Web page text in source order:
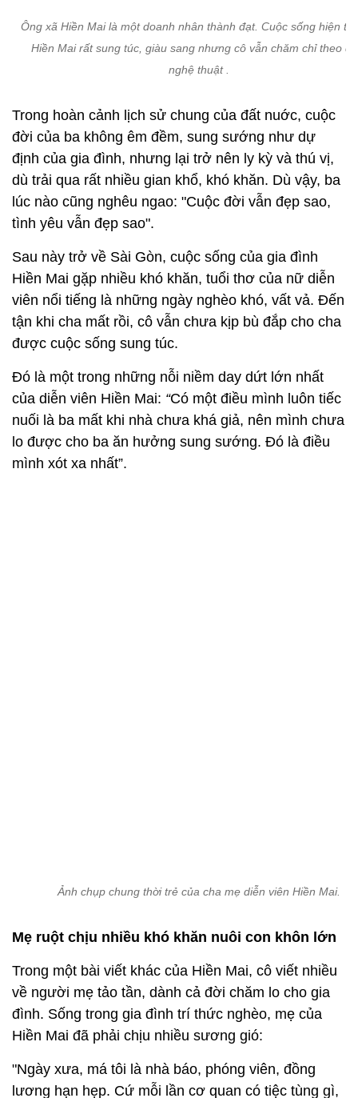
Ông xã Hiền Mai là một doanh nhân thành đạt. Cuộc sống hiện tại
Hiền Mai rất sung túc, giàu sang nhưng cô vẫn chăm chỉ theo
nghệ thuật .
Trong hoàn cảnh lịch sử chung của đất nuớc, cuộc
đời của ba không êm đềm, sung sướng như dự
định của gia đình, nhưng lại trở nên ly kỳ và thú vị,
dù trải qua rất nhiều gian khổ, khó khăn. Dù vậy, ba
lúc nào cũng nghêu ngao: "Cuộc đời vẫn đẹp sao,
tình yêu vẫn đẹp sao".
Sau này trở về Sài Gòn, cuộc sống của gia đình
Hiền Mai gặp nhiều khó khăn, tuổi thơ của nữ diễn
viên nổi tiếng là những ngày nghèo khó, vất vả. Đến
tận khi cha mất rồi, cô vẫn chưa kịp bù đắp cho cha
được cuộc sống sung túc.
Đó là một trong những nỗi niềm day dứt lớn nhất
của diễn viên Hiền Mai: “Có một điều mình luôn tiếc
nuối là ba mất khi nhà chưa khá giả, nên mình chưa
lo được cho ba ăn hưởng sung sướng. Đó là điều
mình xót xa nhất”.
Ảnh chụp chung thời trẻ của cha mẹ diễn viên Hiền Mai.
Mẹ ruột chịu nhiều khó khăn nuôi con khôn lớn
Trong một bài viết khác của Hiền Mai, cô viết nhiều
về người mẹ tảo tần, dành cả đời chăm lo cho gia
đình. Sống trong gia đình trí thức nghèo, mẹ của
Hiền Mai đã phải chịu nhiều sương gió:
"Ngày xưa, má tôi là nhà báo, phóng viên, đồng
lương hạn hẹp. Cứ mỗi lần cơ quan có tiệc tùng gì,